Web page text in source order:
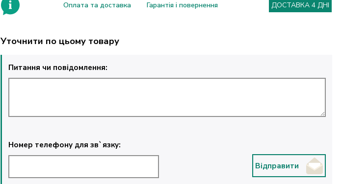
Оплата та доставка Гарантія і повернення ДОСТАВКА 4 ДНІ
Уточнити по цьому товару
Питання чи повідомлення:
Номер телефону для зв`язку:
Відправити